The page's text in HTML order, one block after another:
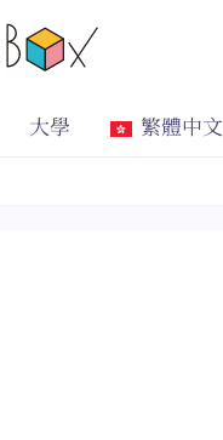
大學 繁體中文